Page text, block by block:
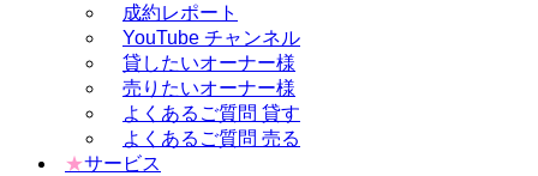
成約レポート
YouTube チャンネル
貸したいオーナー様
売りたいオーナー様
よくあるご質問 貸す
よくあるご質問 売る
★サービス